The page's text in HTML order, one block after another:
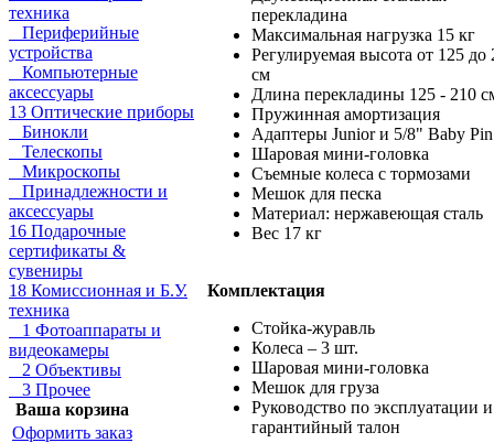
техника
Периферийные
устройства
Компьютерные
аксессуары
13 Оптические приборы
Бинокли
Телескопы
Микроскопы
Принадлежности и
аксессуары
16 Подарочные
сертификаты &
сувениры
18 Комиссионная и Б.У.
техника
1 Фотоаппараты и
видеокамеры
2 Объективы
3 Прочее
Ваша корзина
Оформить заказ
перекладина
Максимальная нагрузка 15 кг
Регулируемая высота от 125 до
см
Длина перекладины 125 - 210
Пружинная амортизация
Адаптеры Junior и 5/8" Baby Pin
Шаровая мини-головка
Съемные колеса с тормозами
Мешок для песка
Материал: нержавеющая сталь
Вес 17 кг
Комплектация
Стойка-журавль
Колеса – 3 шт.
Шаровая мини-головка
Мешок для груза
Руководство по эксплуатации и
гарантийный талон